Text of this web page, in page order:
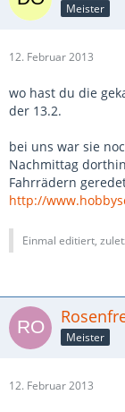
Meister
12. Februar 2013
wo hast du die
der 13.2.
bei uns war sie
Nachmittag
Fahrrädern
http://
Einmal editiert,
Meister
12. Februar 2013